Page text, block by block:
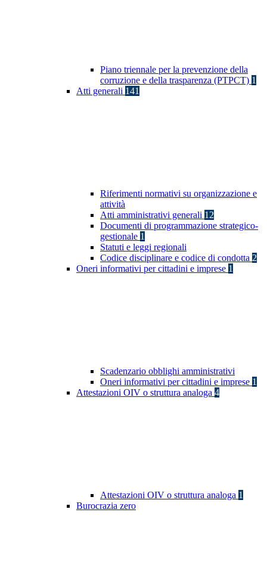
Piano triennale per la prevenzione della
corruzione e della trasparenza (PTPCT) 1
Atti generali 141
Riferimenti normativi su organizzazione e
attività
Atti amministrativi generali 12
Documenti di programmazione strategico-
gestionale 1
Statuti e leggi regionali
Codice disciplinare e codice di condotta 2
Oneri informativi per cittadini e imprese 1
Scadenzario obblighi amministrativi
Oneri informativi per cittadini e imprese 1
Attestazioni OIV o struttura analoga 4
Attestazioni OIV o struttura analoga 1
Burocrazia zero